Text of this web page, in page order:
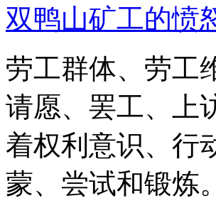
双鸭山矿工的愤
劳工群体、劳工
请愿、罢工、上
着权利意识、行
蒙、尝试和锻炼。